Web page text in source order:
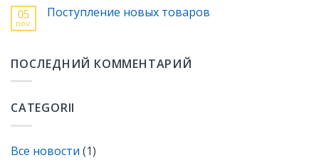
05
nov.
Поступление новых товаров
ПОСЛЕДНИЙ КОММЕНТАРИЙ
CATEGORII
Все новости (1)